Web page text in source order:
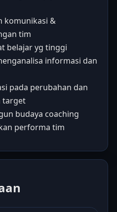
komunikasi &
tim
belajar yg tinggi
informasi dan
pada perubahan dan
target
budaya coaching
performa tim